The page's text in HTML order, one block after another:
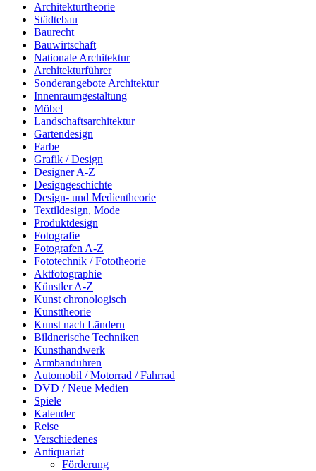
Architekturtheorie
Städtebau
Baurecht
Bauwirtschaft
Nationale Architektur
Architekturführer
Sonderangebote Architektur
Innenraumgestaltung
Möbel
Landschaftsarchitektur
Gartendesign
Farbe
Grafik / Design
Designer A-Z
Designgeschichte
Design- und Medientheorie
Textildesign, Mode
Produktdesign
Fotografie
Fotografen A-Z
Fototechnik / Fototheorie
Aktfotographie
Künstler A-Z
Kunst chronologisch
Kunsttheorie
Kunst nach Ländern
Bildnerische Techniken
Kunsthandwerk
Armbanduhren
Automobil / Motorrad / Fahrrad
DVD / Neue Medien
Spiele
Kalender
Reise
Verschiedenes
Antiquariat
Förderung